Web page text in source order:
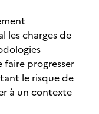
les charges de
progresser
le risque de
à un contexte